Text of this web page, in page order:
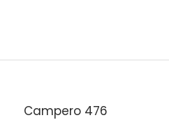
Campero 476